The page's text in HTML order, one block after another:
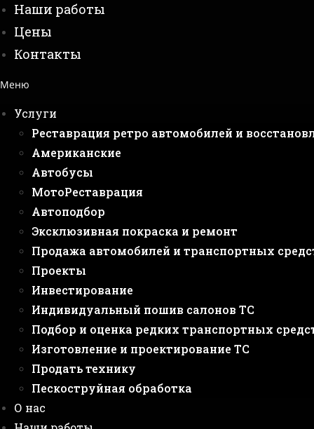
Наши работы
Цены
Контакты
Меню
Услуги
Реставрация ретро автомобилей и
Американские
Автобусы
МотоРеставрация
Автоподбор
Эксклюзивная покраска и ремонт
Продажа автомобилей и транспортных
Проекты
Инвестирование
Индивидуальный пошив салонов ТС
Подбор и оценка редких транспортных
Изготовление и проектирование ТС
Продать технику
Пескоструйная обработка
О нас